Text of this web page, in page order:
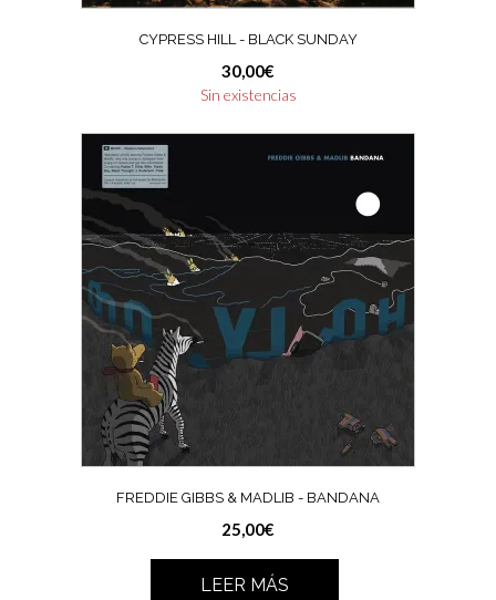
CYPRESS HILL ‎- BLACK SUNDAY
30,00€
Sin existencias
FREDDIE GIBBS & MADLIB ‎- BANDANA
25,00€
LEER MÁS